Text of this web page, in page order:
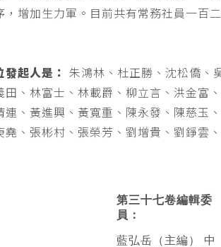
，增加生力軍。目前共有常務社員一百
發起人是：
朱鴻林、杜正勝、沈松僑、
田、林富士、林載爵、柳立言、洪金富
連、黃進興、黃寬重、陳永發、陳慈玉
堯、張彬村、張榮芳、劉增貴、劉錚雲
第三十七卷編輯委
員：
藍弘岳（主編） 中